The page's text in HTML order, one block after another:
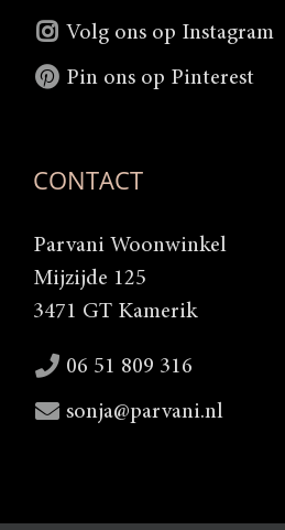
Volg ons op Instagram
Pin ons op Pinterest
CONTACT
Parvani Woonwinkel
Mijzijde 125
3471 GT Kamerik
06 51 809 316
sonja@parvani.nl